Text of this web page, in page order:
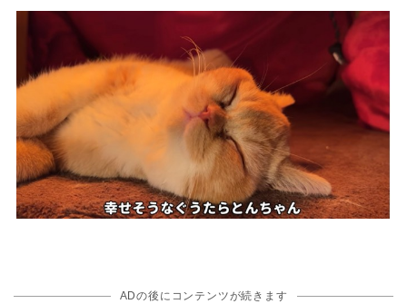
ADの後にコンテンツが続きます